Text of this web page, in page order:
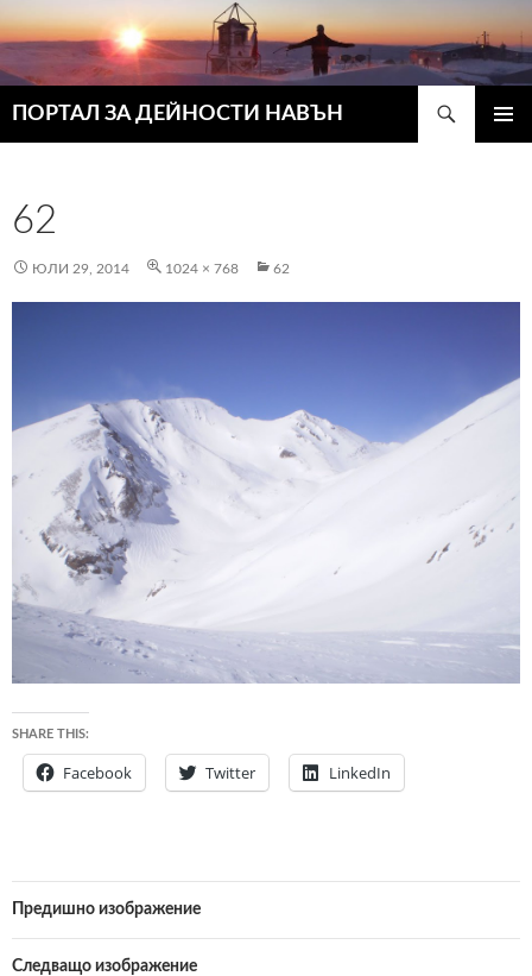
ПОРТАЛ ЗА ДЕЙНОСТИ НАВЪН
62
ЮЛИ 29, 2014 1024 × 768 62
SHARE THIS:
Facebook Twitter LinkedIn
Предишно изображение
Следващо изображение